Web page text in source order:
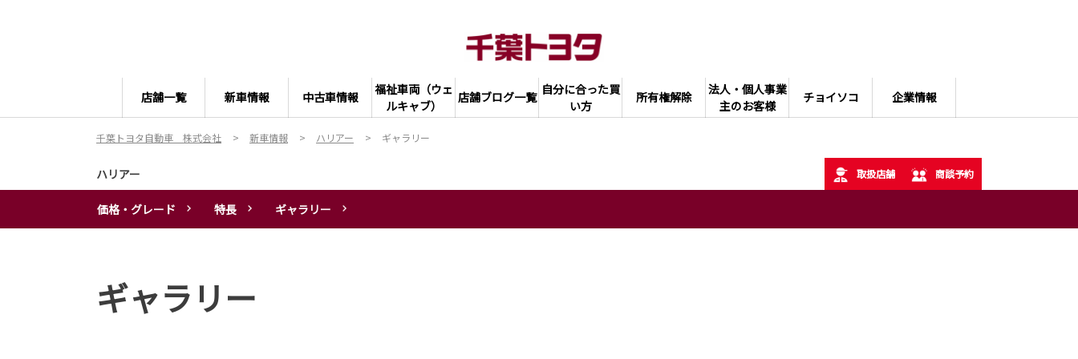
店舗一覧 新車情報 中古車情報
福祉車両（ウェ
ルキャブ）
店舗ブログ一覧 自分に合った買
い方
所有権解除
法人・個人事業
主のお客様
チョイソコ 企業情報
千葉トヨタ自動車 株式会社 新車情報 ハリアー ギャラリー
ハリアー 取扱店舗 商談予約
価格・グレード 特長 ギャラリー
ギャラリー